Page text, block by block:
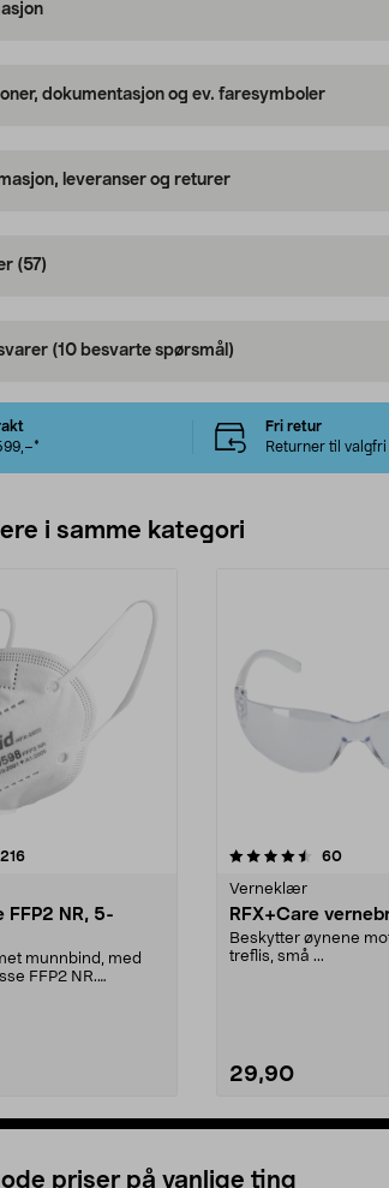
dokumentasjon og ev. faresymboler
leveranser og returer
(57)
(10 besvarte spørsmål)
Fri retur
Returner til valgfri
i samme kategori
216anmeldelser
FFP2 NR, 5-
munnbind, med
FFP2 NR.
av 5 stjerner 60
Verneklær
RFX+Care
Beskytter øynene
treflis, små ...
29,90
4.5 av 5
priser på vanlige ting